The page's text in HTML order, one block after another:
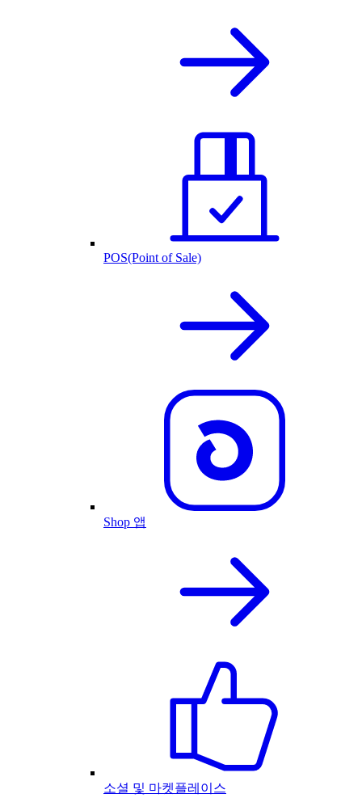
POS(Point of Sale)
Shop 앱
소셜 및 마켓플레이스